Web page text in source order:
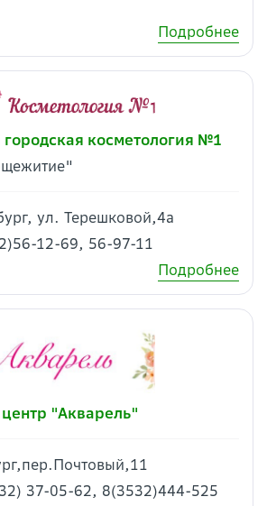
Подробнее
косметология №1
ул. Терешковой,4а
12-69, 56-97-11
Подробнее
"Акварель"
37-05-62, 8(3532)444-525